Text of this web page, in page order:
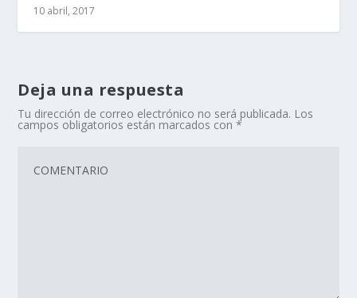
10 abril, 2017
Deja una respuesta
Tu dirección de correo electrónico no será publicada. Los
campos obligatorios están marcados con*